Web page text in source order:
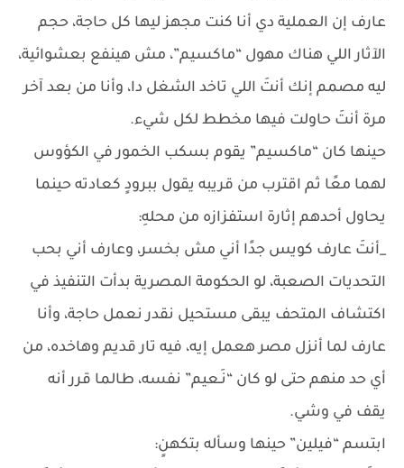
عارف إن العملية دي أنا كنت مجهز ليها كل حاجة، حجم
الآثار اللي هناك مهول “ماكسيم”، مش هينفع بعشوائية،
ليه مصمم إنك أنتَ اللي تاخد الشغل دا، وأنا من بعد آخر
مرة أنتَ حاولت فيها مخطط لكل شيء.
حينها كان “ماكسيم” يقوم بسكب الخمور في الكؤوس
لهما معًا ثم اقترب من قريبه يقول ببرودٍ كعادته حينما
يحاول أحدهم إثارة استفزازه من محلهِ:
_أنتَ عارف كويس جدًا أني مش بخسر، وعارف أني بحب
التحديات الصعبة، لو الحكومة المصرية بدأت التنفيذ في
اكتشاف المتحف يبقى مستحيل نقدر نعمل حاجة، وأنا
عارف لما أنزل مصر هعمل إيه، فيه تار قديم وهاخده، من
أي حد منهم حتى لو كان “نَـعيم” نفسه، طالما قرر أنه
يقف في وشي.
ابتسم “فيلين” حينها وسأله بتكهنٍ: